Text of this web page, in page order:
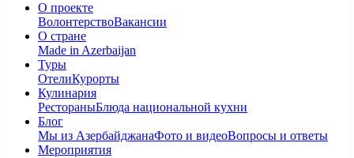
О проекте
ВолонтерствоВакансии
О стране
Made in Azerbaijan
Туры
ОтелиКурорты
Кулинария
РестораныБлюда национальной кухни
Блог
Мы из АзербайджанаФото и видеоВопросы и ответы
Мероприятия